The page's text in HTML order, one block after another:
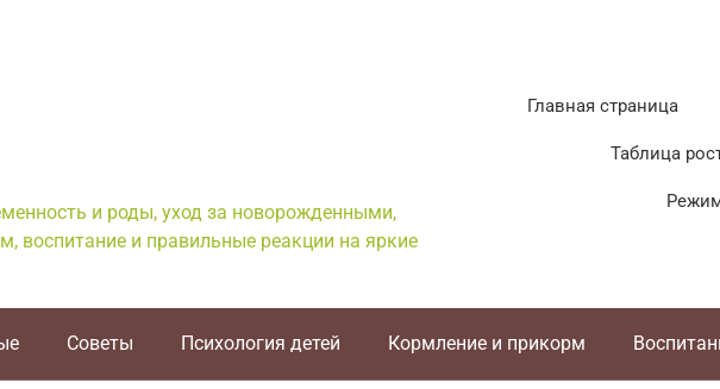
и роды, уход за новорожденными,
воспитание и правильные реакции на яркие
Главная страница
Таблица
Советы Психология детей Кормление и прикорм